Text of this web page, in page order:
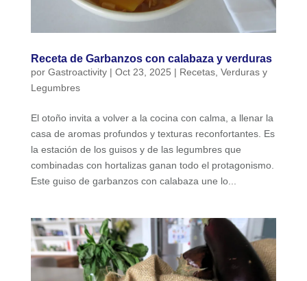
Receta de Garbanzos con calabaza y verduras
por Gastroactivity| Oct 23, 2025 | Recetas, Verduras y
Legumbres
El otoño invita a volver a la cocina con calma, a llenar la
casa de aromas profundos y texturas reconfortantes. Es
la estación de los guisos y de las legumbres que
combinadas con hortalizas ganan todo el protagonismo.
Este guiso de garbanzos con calabaza une lo...